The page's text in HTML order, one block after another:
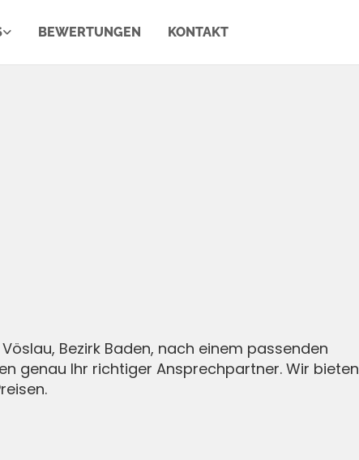
BEWERTUNGEN KONTAKT
Bezirk Baden, nach einem passenden
genau Ihr richtiger Ansprechpartner. Wir bieten